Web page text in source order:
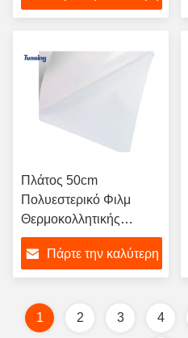
Πλάτος 50cm
Πολυεστερικό Φιλμ
Θερμοκολλητικής
Κόλλας Ισχυρής
Συγκόλλησης για
Υφασμάτινα Υφάσματα
Θερμοκρασία 130C-
170C
Πάρτε την καλύτερη
1 2 3 4